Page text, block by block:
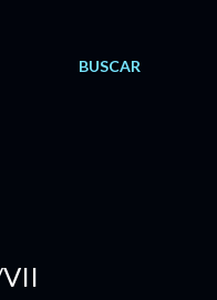
BUSCAR